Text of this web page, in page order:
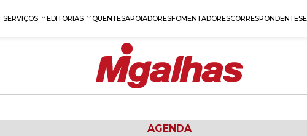
SERVIÇOS EDITORIAS QUENTESAPOIADORESFOMENTADORESCORRESPONDENTES
AGENDA